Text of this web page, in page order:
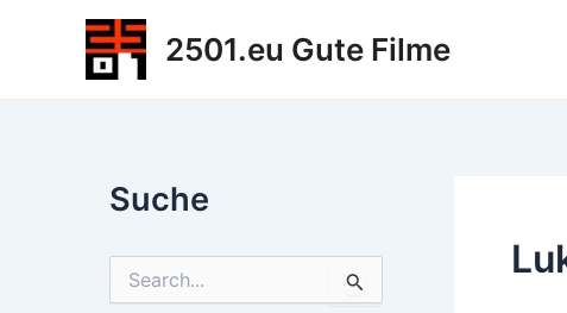
2501.eu Gute Filme
Suche